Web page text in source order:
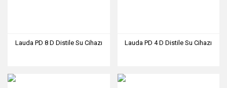
Lauda PD 8 D Distile Su Cihazı Lauda PD 4 D Distile Su Cihazı